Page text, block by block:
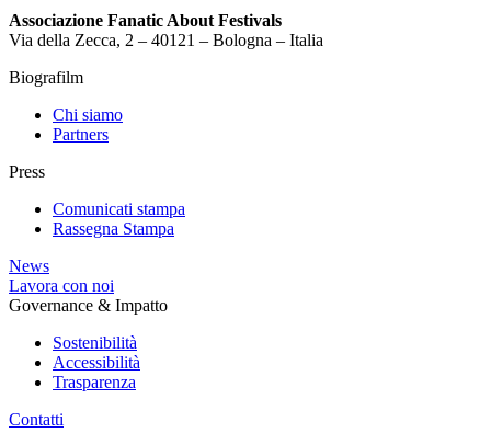
Associazione Fanatic About Festivals
Via della Zecca, 2 – 40121 – Bologna – Italia
Biografilm
Chi siamo
Partners
Press
Comunicati stampa
Rassegna Stampa
News
Lavora con noi
Governance & Impatto
Sostenibilità
Accessibilità
Trasparenza
Contatti